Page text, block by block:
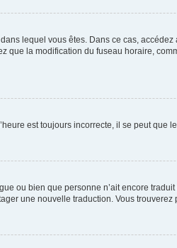
lequel vous êtes. Dans ce cas, accédez
que la modification du fuseau horaire,
est toujours incorrecte, il se peut que
ou bien que personne n’ait encore
une nouvelle traduction. Vous trouverez